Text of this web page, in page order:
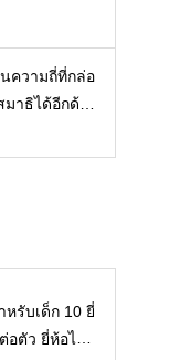
นความถี่ที่กล่อ
าธิได้อีกด้ว
รับเด็ก 10 ยี่
อตัว ยี่ห้อไห